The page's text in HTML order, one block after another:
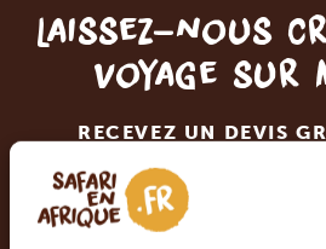
Laissez-nous
voyage sur
RECEVEZ UN DEVIS